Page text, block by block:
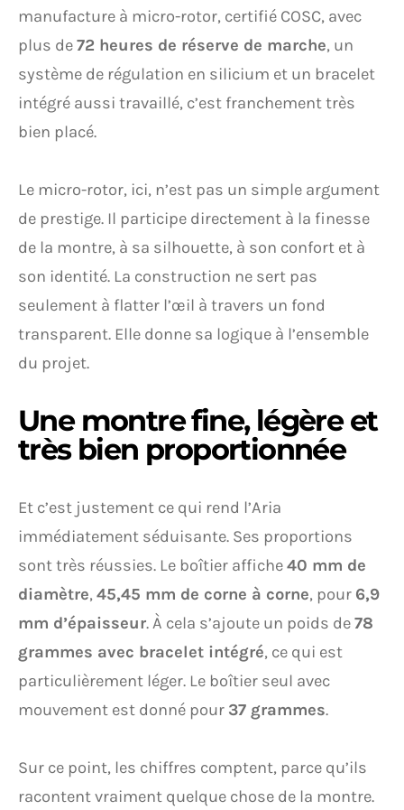
manufacture à micro-rotor, certifié COSC, avec
plus de72 heures de réserve de marche, un
système de régulation en silicium et un bracelet
intégré aussi travaillé, c’est franchement très
bien placé.
Le micro-rotor, ici, n’est pas un simple argument
de prestige. Il participe directement à la finesse
de la montre, à sa silhouette, à son confort et à
son identité. La construction ne sert pas
seulement à flatter l’œil à travers un fond
transparent. Elle donne sa logique à l’ensemble
du projet.
Une montre fine, légère et
très bien proportionnée
Et c’est justement ce qui rend l’Aria
immédiatement séduisante. Ses proportions
sont très réussies. Le boîtier affiche40 mm de
diamètre,45,45 mm de corne à corne, pour 6,9
mm d’épaisseur. À cela s’ajoute un poids de78
grammes avec bracelet intégré, ce qui est
particulièrement léger. Le boîtier seul avec
mouvement est donné pour 37 grammes.
Sur ce point, les chiffres comptent, parce qu’ils
racontent vraiment quelque chose de la montre.